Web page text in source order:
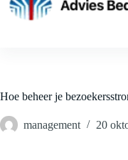
Hoe beheer je
management 20